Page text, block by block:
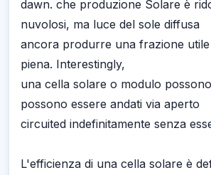
dawn. che produzione Solare è
nuvolosi, ma luce del sole diffusa
ancora produrre una frazione
piena. Interestingly,
una cella solare o modulo
possono essere andati via aperto
circuited indefinitamente senza
L'efficienza di una cella solare è